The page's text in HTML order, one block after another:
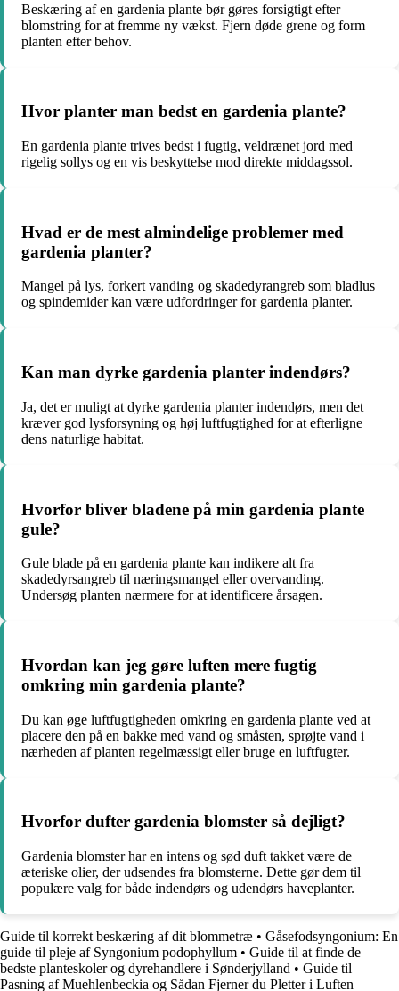
Beskæring af en gardenia plante bør gøres forsigtigt efter
blomstring for at fremme ny vækst. Fjern døde grene og form
planten efter behov.
Hvor planter man bedst en gardenia plante?
En gardenia plante trives bedst i fugtig, veldrænet jord med
rigelig sollys og en vis beskyttelse mod direkte middagssol.
Hvad er de mest almindelige problemer med
gardenia planter?
Mangel på lys, forkert vanding og skadedyrangreb som bladlus
og spindemider kan være udfordringer for gardenia planter.
Kan man dyrke gardenia planter indendørs?
Ja, det er muligt at dyrke gardenia planter indendørs, men det
kræver god lysforsyning og høj luftfugtighed for at efterligne
dens naturlige habitat.
Hvorfor bliver bladene på min gardenia plante
gule?
Gule blade på en gardenia plante kan indikere alt fra
skadedyrsangreb til næringsmangel eller overvanding.
Undersøg planten nærmere for at identificere årsagen.
Hvordan kan jeg gøre luften mere fugtig
omkring min gardenia plante?
Du kan øge luftfugtigheden omkring en gardenia plante ved at
placere den på en bakke med vand og småsten, sprøjte vand i
nærheden af planten regelmæssigt eller bruge en luftfugter.
Hvorfor dufter gardenia blomster så dejligt?
Gardenia blomster har en intens og sød duft takket være de
æteriske olier, der udsendes fra blomsterne. Dette gør dem til
populære valg for både indendørs og udendørs haveplanter.
Guide til korrekt beskæring af dit blommetræ • Gåsefodsyngonium: En
guide til pleje af Syngonium podophyllum • Guide til at finde de
bedste planteskoler og dyrehandlere i Sønderjylland • Guide til
Pasning af Muehlenbeckia og Sådan Fjerner du Pletter i Luften